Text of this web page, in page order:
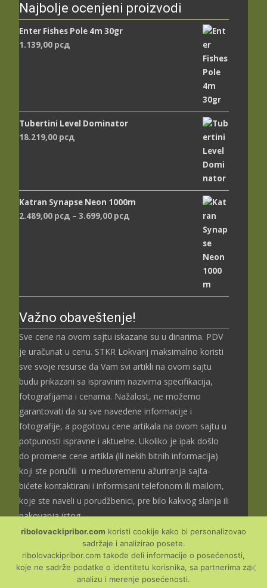
Najbolje ocenjeni proizvodi
Enter Fishes Pole 4m 30gr
1.139,00 рсд
Tubertini Level Dominator
18.219,00 рсд
Katran Synapse Neon 1000m
2.489,00 рсд – 3.699,00 рсд
Važno obaveštenje!
Sve cene na ovom sajtu iskazane su u dinarima. PDV
je uračunat u cenu. STKR Lokvanj maksimalno koristi
sve svoje resurse da Vam svi artikli na ovom sajtu
budu prikazani sa ispravnim nazivima specifikacija,
fotografijama i cenama. Nažalost, ne možemo
garantovati da su sve navedene informacije i
fotografije, a pogotovu cene artikala na ovom sajtu u
potpunosti ispravne i aktuelne. Ukoliko je ipak došlo
do promene cene artikla (ili nekih bitnih informacija)
koji ste poručili u međuvremenu ažuriranja sajta-
bićete kontaktirani i informisani telefonom ili mailom,
koje ste naveli u porudžbenici, pre bilo kakvog slanja ili
pakovanja istog.
Copyright © Ribolovački
ribolovackipribor.com koristi cookije kako bi personalizovao
sadržaje i analizirao posete.
ribolovackipribor.com takođe deli informacije o posećenosti,
koje ne sadrže podatke o identitetu korisnika, sa partnerima za
analizu i merenje posećenosti.